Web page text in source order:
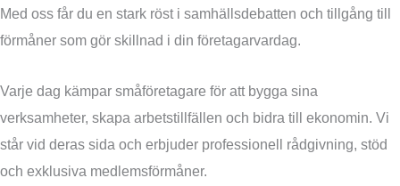
Med oss får du en stark röst i samhällsdebatten och tillgång till
förmåner som gör skillnad i din företagarvardag.
Varje dag kämpar småföretagare för att bygga sina
verksamheter, skapa arbetstillfällen och bidra till ekonomin. Vi
står vid deras sida och erbjuder professionell rådgivning, stöd
och exklusiva medlemsförmåner.